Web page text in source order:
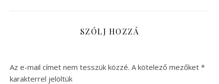
SZÓLJ HOZZÁ
Az e-mail címet nem tesszük közzé. A kötelező mezőket *
karakterrel jelöltük